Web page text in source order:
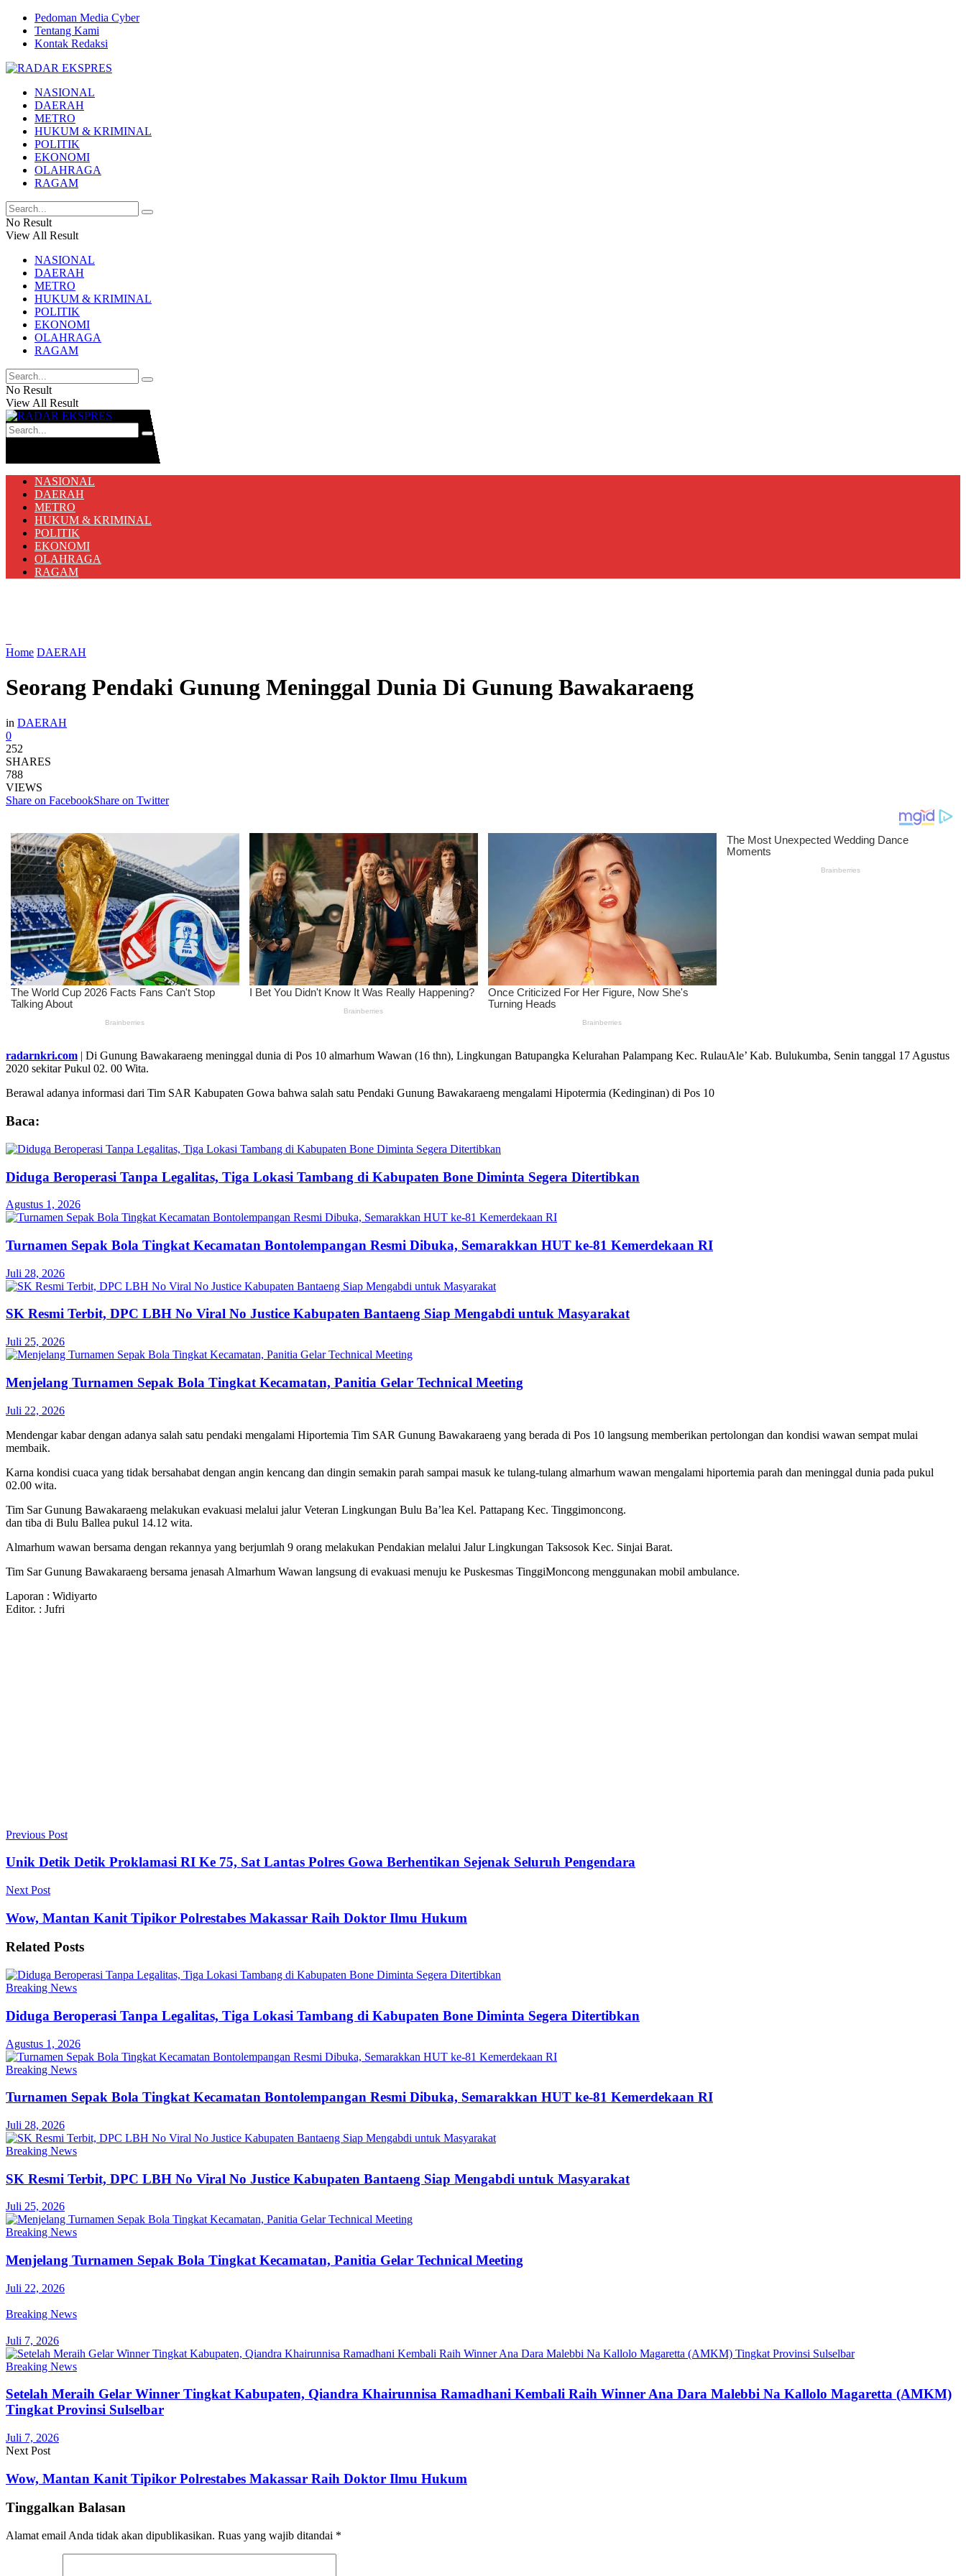
Pedoman Media Cyber
Tentang Kami
Kontak Redaksi
NASIONAL
DAERAH
METRO
HUKUM & KRIMINAL
POLITIK
EKONOMI
OLAHRAGA
RAGAM
No Result
View All Result
NASIONAL
DAERAH
METRO
HUKUM & KRIMINAL
POLITIK
EKONOMI
OLAHRAGA
RAGAM
No Result
View All Result
NASIONAL
DAERAH
METRO
HUKUM & KRIMINAL
POLITIK
EKONOMI
OLAHRAGA
RAGAM
Home DAERAH
Seorang Pendaki Gunung Meninggal Dunia Di Gunung Bawakaraeng
in DAERAH
0
252
SHARES
788
VIEWS
Share on FacebookShare on Twitter
radarnkri.com | Di Gunung Bawakaraeng meninggal dunia di Pos 10 almarhum Wawan (16 thn), Lingkungan Batupangka Kelurahan Palampang Kec. RulauAle’ Kab. Bulukumba, Senin tanggal 17 Agustus
2020 sekitar Pukul 02. 00 Wita.
Berawal adanya informasi dari Tim SAR Kabupaten Gowa bahwa salah satu Pendaki Gunung Bawakaraeng mengalami Hipotermia (Kedinginan) di Pos 10
Baca:
Diduga Beroperasi Tanpa Legalitas, Tiga Lokasi Tambang di Kabupaten Bone Diminta Segera Ditertibkan
Agustus 1, 2026
Turnamen Sepak Bola Tingkat Kecamatan Bontolempangan Resmi Dibuka, Semarakkan HUT ke-81 Kemerdekaan RI
Juli 28, 2026
SK Resmi Terbit, DPC LBH No Viral No Justice Kabupaten Bantaeng Siap Mengabdi untuk Masyarakat
Juli 25, 2026
Menjelang Turnamen Sepak Bola Tingkat Kecamatan, Panitia Gelar Technical Meeting
Juli 22, 2026
Mendengar kabar dengan adanya salah satu pendaki mengalami Hiportemia Tim SAR Gunung Bawakaraeng yang berada di Pos 10 langsung memberikan pertolongan dan kondisi wawan sempat mulai
membaik.
Karna kondisi cuaca yang tidak bersahabat dengan angin kencang dan dingin semakin parah sampai masuk ke tulang-tulang almarhum wawan mengalami hiportemia parah dan meninggal dunia pada pukul
02.00 wita.
Tim Sar Gunung Bawakaraeng melakukan evakuasi melalui jalur Veteran Lingkungan Bulu Ba’lea Kel. Pattapang Kec. Tinggimoncong.
dan tiba di Bulu Ballea pukul 14.12 wita.
Almarhum wawan bersama dengan rekannya yang berjumlah 9 orang melakukan Pendakian melalui Jalur Lingkungan Taksosok Kec. Sinjai Barat.
Tim Sar Gunung Bawakaraeng bersama jenasah Almarhum Wawan langsung di evakuasi menuju ke Puskesmas TinggiMoncong menggunakan mobil ambulance.
Laporan : Widiyarto
Editor. : Jufri
Previous Post
Unik Detik Detik Proklamasi RI Ke 75, Sat Lantas Polres Gowa Berhentikan Sejenak Seluruh Pengendara
Next Post
Wow, Mantan Kanit Tipikor Polrestabes Makassar Raih Doktor Ilmu Hukum
Related Posts
Breaking News
Diduga Beroperasi Tanpa Legalitas, Tiga Lokasi Tambang di Kabupaten Bone Diminta Segera Ditertibkan
Agustus 1, 2026
Breaking News
Turnamen Sepak Bola Tingkat Kecamatan Bontolempangan Resmi Dibuka, Semarakkan HUT ke-81 Kemerdekaan RI
Juli 28, 2026
Breaking News
SK Resmi Terbit, DPC LBH No Viral No Justice Kabupaten Bantaeng Siap Mengabdi untuk Masyarakat
Juli 25, 2026
Breaking News
Menjelang Turnamen Sepak Bola Tingkat Kecamatan, Panitia Gelar Technical Meeting
Juli 22, 2026
Breaking News
Juli 7, 2026
Breaking News
Setelah Meraih Gelar Winner Tingkat Kabupaten, Qiandra Khairunnisa Ramadhani Kembali Raih Winner Ana Dara Malebbi Na Kallolo Magaretta (AMKM)
Tingkat Provinsi Sulselbar
Juli 7, 2026
Next Post
Wow, Mantan Kanit Tipikor Polrestabes Makassar Raih Doktor Ilmu Hukum
Tinggalkan Balasan
Alamat email Anda tidak akan dipublikasikan. Ruas yang wajib ditandai *